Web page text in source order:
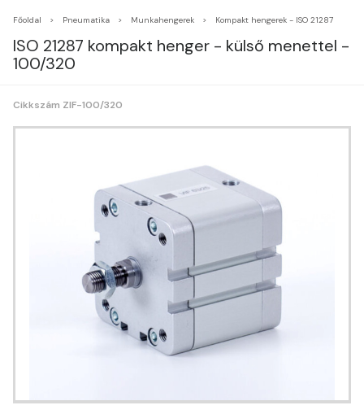
Főoldal Pneumatika Munkahengerek Kompakt hengerek - ISO 21287
ISO 21287 kompakt henger - külső menettel -
100/320
Cikkszám ZIF-100/320